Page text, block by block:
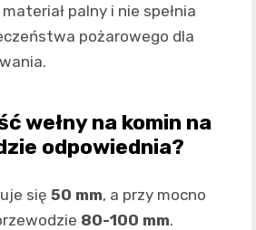
materiał palny i nie spełnia
pożarowego dla
wełny na komin na
odpowiednia?
się 50 mm, a przy mocno
80-100 mm.